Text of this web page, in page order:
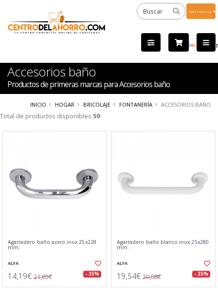
by
Accesorios baño
Productos de primeras marcas para Accesorios baño
INICIO HOGAR BRICOLAJE FONTANERÍA ACCESORIOS BAÑO
Total de productos disponibles 59
Agarradero baño acero inox 25x228
mm.
ALFA
14,19€ 21,85€ - 35%
Agarradero baño blanco inox 25x280
mm.
ALFA
19,54€ 30,08€ - 35%